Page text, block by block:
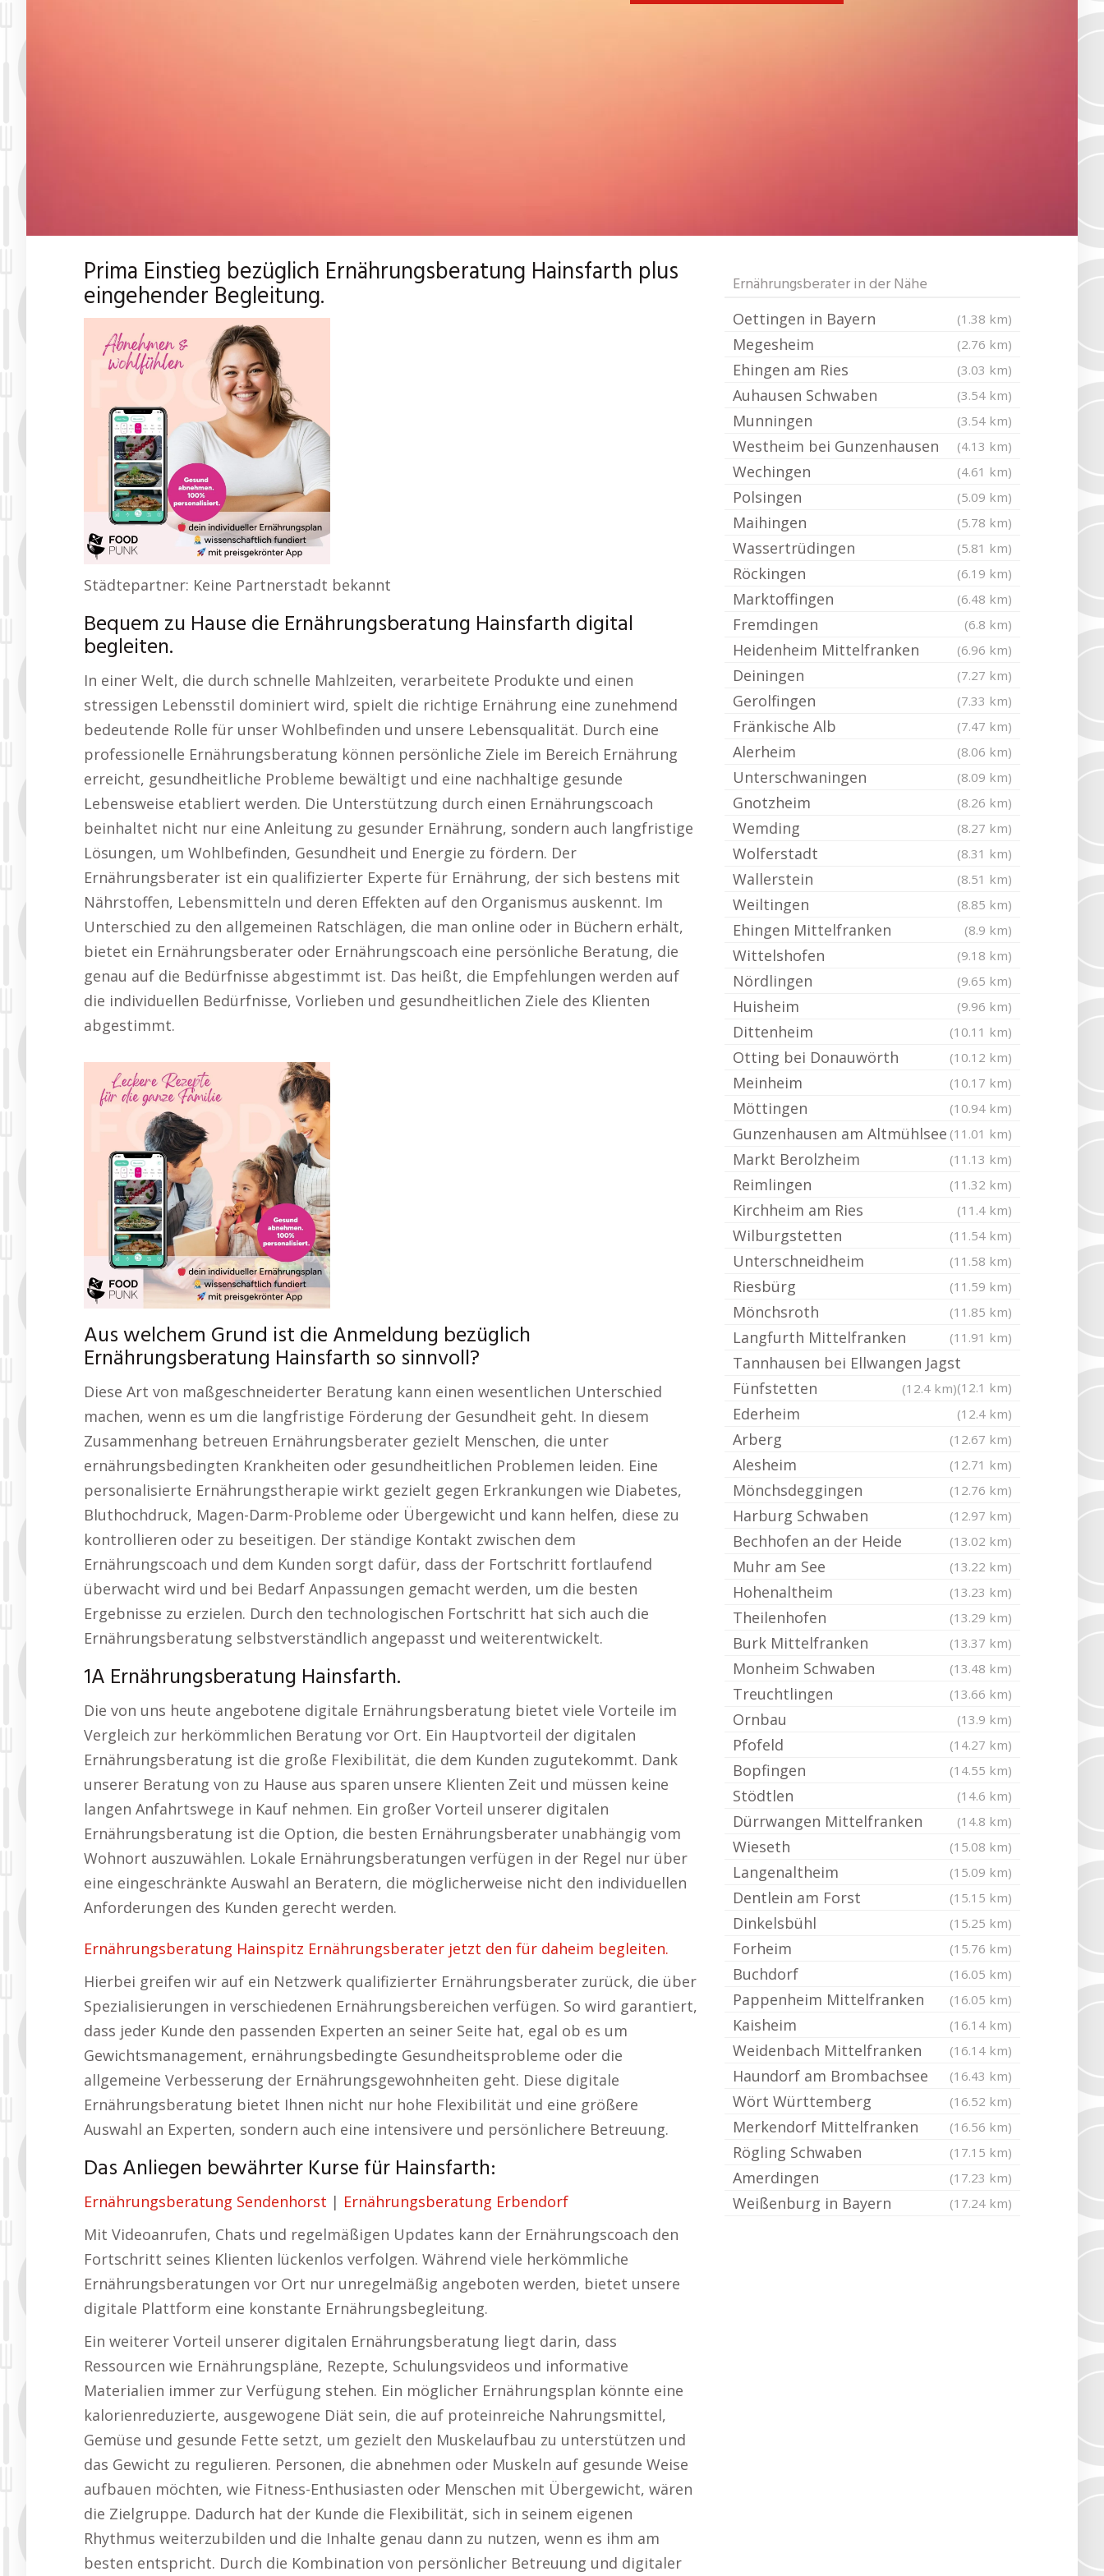
Prima Einstieg bezüglich Ernährungsberatung Hainsfarth plus
eingehender Begleitung.
Städtepartner: Keine Partnerstadt bekannt
Bequem zu Hause die Ernährungsberatung Hainsfarth digital
begleiten.
In einer Welt, die durch schnelle Mahlzeiten, verarbeitete Produkte und einen
stressigen Lebensstil dominiert wird, spielt die richtige Ernährung eine zunehmend
bedeutende Rolle für unser Wohlbefinden und unsere Lebensqualität. Durch eine
professionelle Ernährungsberatung können persönliche Ziele im Bereich Ernährung
erreicht, gesundheitliche Probleme bewältigt und eine nachhaltige gesunde
Lebensweise etabliert werden. Die Unterstützung durch einen Ernährungscoach
beinhaltet nicht nur eine Anleitung zu gesunder Ernährung, sondern auch langfristige
Lösungen, um Wohlbefinden, Gesundheit und Energie zu fördern. Der
Ernährungsberater ist ein qualifizierter Experte für Ernährung, der sich bestens mit
Nährstoffen, Lebensmitteln und deren Effekten auf den Organismus auskennt. Im
Unterschied zu den allgemeinen Ratschlägen, die man online oder in Büchern erhält,
bietet ein Ernährungsberater oder Ernährungscoach eine persönliche Beratung, die
genau auf die Bedürfnisse abgestimmt ist. Das heißt, die Empfehlungen werden auf
die individuellen Bedürfnisse, Vorlieben und gesundheitlichen Ziele des Klienten
abgestimmt.
Aus welchem Grund ist die Anmeldung bezüglich
Ernährungsberatung Hainsfarth so sinnvoll?
Diese Art von maßgeschneiderter Beratung kann einen wesentlichen Unterschied
machen, wenn es um die langfristige Förderung der Gesundheit geht. In diesem
Zusammenhang betreuen Ernährungsberater gezielt Menschen, die unter
ernährungsbedingten Krankheiten oder gesundheitlichen Problemen leiden. Eine
personalisierte Ernährungstherapie wirkt gezielt gegen Erkrankungen wie Diabetes,
Bluthochdruck, Magen-Darm-Probleme oder Übergewicht und kann helfen, diese zu
kontrollieren oder zu beseitigen. Der ständige Kontakt zwischen dem
Ernährungscoach und dem Kunden sorgt dafür, dass der Fortschritt fortlaufend
überwacht wird und bei Bedarf Anpassungen gemacht werden, um die besten
Ergebnisse zu erzielen. Durch den technologischen Fortschritt hat sich auch die
Ernährungsberatung selbstverständlich angepasst und weiterentwickelt.
1A Ernährungsberatung Hainsfarth.
Die von uns heute angebotene digitale Ernährungsberatung bietet viele Vorteile im
Vergleich zur herkömmlichen Beratung vor Ort. Ein Hauptvorteil der digitalen
Ernährungsberatung ist die große Flexibilität, die dem Kunden zugutekommt. Dank
unserer Beratung von zu Hause aus sparen unsere Klienten Zeit und müssen keine
langen Anfahrtswege in Kauf nehmen. Ein großer Vorteil unserer digitalen
Ernährungsberatung ist die Option, die besten Ernährungsberater unabhängig vom
Wohnort auszuwählen. Lokale Ernährungsberatungen verfügen in der Regel nur über
eine eingeschränkte Auswahl an Beratern, die möglicherweise nicht den individuellen
Anforderungen des Kunden gerecht werden.
Ernährungsberatung Hainspitz Ernährungsberater jetzt den für daheim begleiten.
Hierbei greifen wir auf ein Netzwerk qualifizierter Ernährungsberater zurück, die über
Spezialisierungen in verschiedenen Ernährungsbereichen verfügen. So wird garantiert,
dass jeder Kunde den passenden Experten an seiner Seite hat, egal ob es um
Gewichtsmanagement, ernährungsbedingte Gesundheitsprobleme oder die
allgemeine Verbesserung der Ernährungsgewohnheiten geht. Diese digitale
Ernährungsberatung bietet Ihnen nicht nur hohe Flexibilität und eine größere
Auswahl an Experten, sondern auch eine intensivere und persönlichere Betreuung.
Das Anliegen bewährter Kurse für Hainsfarth:
Ernährungsberatung Sendenhorst | Ernährungsberatung Erbendorf
Mit Videoanrufen, Chats und regelmäßigen Updates kann der Ernährungscoach den
Fortschritt seines Klienten lückenlos verfolgen. Während viele herkömmliche
Ernährungsberatungen vor Ort nur unregelmäßig angeboten werden, bietet unsere
digitale Plattform eine konstante Ernährungsbegleitung.
Ein weiterer Vorteil unserer digitalen Ernährungsberatung liegt darin, dass
Ressourcen wie Ernährungspläne, Rezepte, Schulungsvideos und informative
Materialien immer zur Verfügung stehen. Ein möglicher Ernährungsplan könnte eine
kalorienreduzierte, ausgewogene Diät sein, die auf proteinreiche Nahrungsmittel,
Gemüse und gesunde Fette setzt, um gezielt den Muskelaufbau zu unterstützen und
das Gewicht zu regulieren. Personen, die abnehmen oder Muskeln auf gesunde Weise
aufbauen möchten, wie Fitness-Enthusiasten oder Menschen mit Übergewicht, wären
die Zielgruppe. Dadurch hat der Kunde die Flexibilität, sich in seinem eigenen
Rhythmus weiterzubilden und die Inhalte genau dann zu nutzen, wenn es ihm am
besten entspricht. Durch die Kombination von persönlicher Betreuung und digitaler
Ernährungsberater in der Nähe
Oettingen in Bayern (1.38 km)
Megesheim (2.76 km)
Ehingen am Ries (3.03 km)
Auhausen Schwaben (3.54 km)
Munningen (3.54 km)
Westheim bei Gunzenhausen (4.13 km)
Wechingen (4.61 km)
Polsingen (5.09 km)
Maihingen (5.78 km)
Wassertrüdingen (5.81 km)
Röckingen (6.19 km)
Marktoffingen (6.48 km)
Fremdingen (6.8 km)
Heidenheim Mittelfranken (6.96 km)
Deiningen (7.27 km)
Gerolfingen (7.33 km)
Fränkische Alb (7.47 km)
Alerheim (8.06 km)
Unterschwaningen (8.09 km)
Gnotzheim (8.26 km)
Wemding (8.27 km)
Wolferstadt (8.31 km)
Wallerstein (8.51 km)
Weiltingen (8.85 km)
Ehingen Mittelfranken (8.9 km)
Wittelshofen (9.18 km)
Nördlingen (9.65 km)
Huisheim (9.96 km)
Dittenheim (10.11 km)
Otting bei Donauwörth (10.12 km)
Meinheim (10.17 km)
Möttingen (10.94 km)
Gunzenhausen am Altmühlsee (11.01 km)
Markt Berolzheim (11.13 km)
Reimlingen (11.32 km)
Kirchheim am Ries (11.4 km)
Wilburgstetten (11.54 km)
Unterschneidheim (11.58 km)
Riesbürg (11.59 km)
Mönchsroth (11.85 km)
Langfurth Mittelfranken (11.91 km)
Tannhausen bei Ellwangen Jagst
(12.1 km)
Fünfstetten (12.4 km)
Ederheim (12.4 km)
Arberg (12.67 km)
Alesheim (12.71 km)
Mönchsdeggingen (12.76 km)
Harburg Schwaben (12.97 km)
Bechhofen an der Heide (13.02 km)
Muhr am See (13.22 km)
Hohenaltheim (13.23 km)
Theilenhofen (13.29 km)
Burk Mittelfranken (13.37 km)
Monheim Schwaben (13.48 km)
Treuchtlingen (13.66 km)
Ornbau (13.9 km)
Pfofeld (14.27 km)
Bopfingen (14.55 km)
Stödtlen (14.6 km)
Dürrwangen Mittelfranken (14.8 km)
Wieseth (15.08 km)
Langenaltheim (15.09 km)
Dentlein am Forst (15.15 km)
Dinkelsbühl (15.25 km)
Forheim (15.76 km)
Buchdorf (16.05 km)
Pappenheim Mittelfranken (16.05 km)
Kaisheim (16.14 km)
Weidenbach Mittelfranken (16.14 km)
Haundorf am Brombachsee (16.43 km)
Wört Württemberg (16.52 km)
Merkendorf Mittelfranken (16.56 km)
Rögling Schwaben (17.15 km)
Amerdingen (17.23 km)
Weißenburg in Bayern (17.24 km)